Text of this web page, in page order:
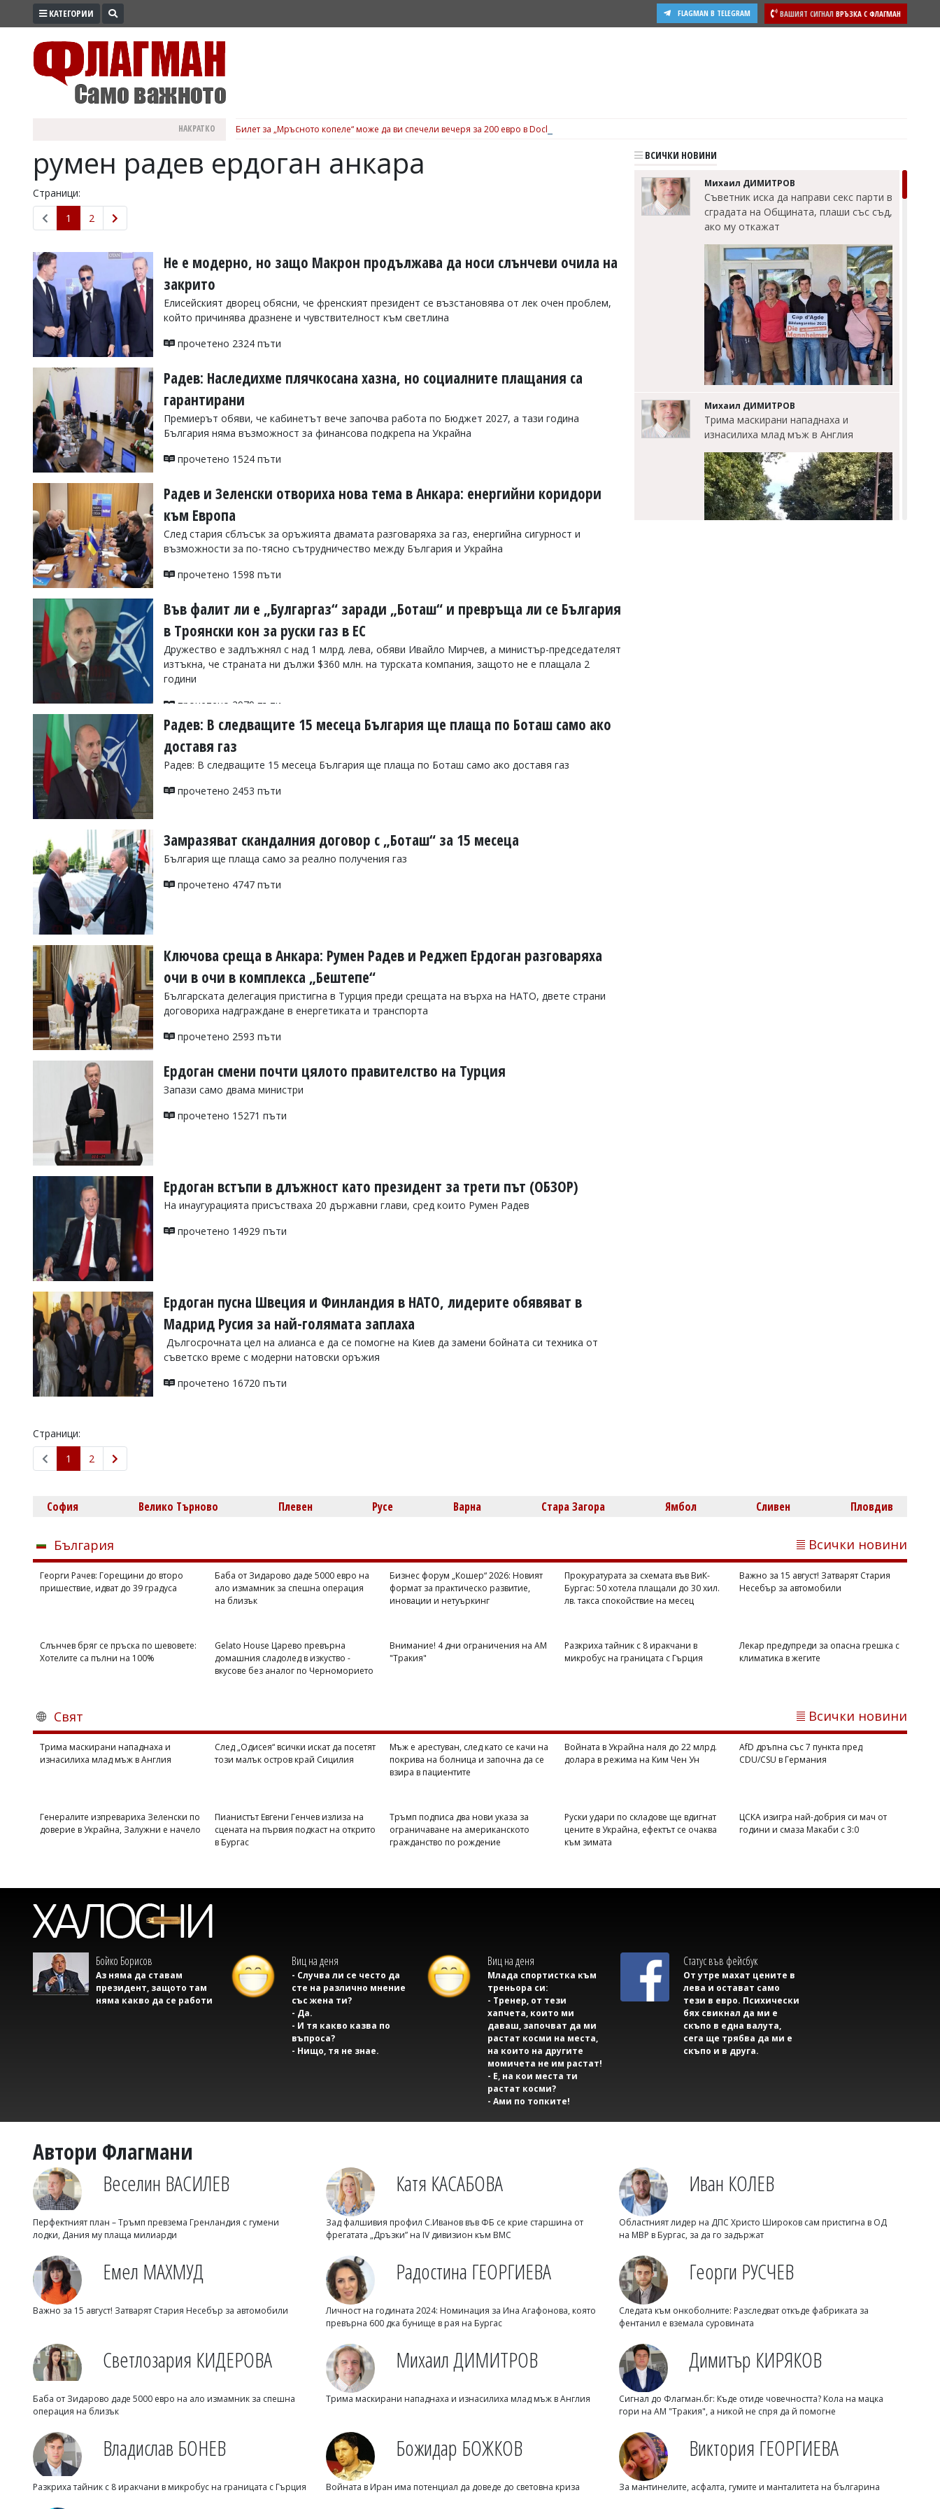
ПРОМО
ЗДРАВЕ
ПОЛИТИКА
ОБЩИНИ
ОБЩЕСТВО
ЛАЙФСТАЙЛ
ВОЙНАТА
УКРАЙНА
РАЗСЛЕДВАНЕ
Управители:
Веселин
v.vasilev@flagman.bg
Касабова,
k.kassabova@flagman.bg
Главен
редактор:
Колев,
office@flagman.bg
Коментарите
статиите
читателите
редакцията
отговорност
коментар,
сигнализирайте
КАТЕГОРИИ ВАШИЯТ СИГНАЛ ВРЪЗКА С ФЛАГМАН
FLAGMAN В TELEGRAM
НАКРАТКО Билет за „Мръсното копеле“ може да ви спечели вечеря за 200 евро в Dock 5, вижте подробности
румен радев ердоган анкара
Страници:
1
2
Не е модерно, но защо Макрон продължава да носи слънчеви очила на
закрито
Елисейският дворец обясни, че френският президент се възстановява от лек очен проблем,
който причинява дразнене и чувствителност към светлина
прочетено 2324 пъти
Радев: Наследихме плячкосана хазна, но социалните плащания са
гарантирани
Премиерът обяви, че кабинетът вече започва работа по Бюджет 2027, а тази година
България няма възможност за финансова подкрепа на Украйна
прочетено 1524 пъти
Радев и Зеленски отвориха нова тема в Анкара: енергийни коридори
към Европа
След стария сблъсък за оръжията двамата разговаряха за газ, енергийна сигурност и
възможности за по-тясно сътрудничество между България и Украйна
прочетено 1598 пъти
Във фалит ли е „Булгаргаз“ заради „Боташ“ и превръща ли се България
в Троянски кон за руски газ в ЕС
Дружество е задлъжнял с над 1 млрд. лева, обяви Ивайло Мирчев, а министър-председателят
изтъкна, че страната ни дължи $360 млн. на турската компания, защото не е плащала 2
години
прочетено 2979 пъти
Радев: В следващите 15 месеца България ще плаща по Боташ само ако
доставя газ
Радев: В следващите 15 месеца България ще плаща по Боташ само ако доставя газ
прочетено 2453 пъти
Замразяват скандалния договор с „Боташ“ за 15 месеца
България ще плаща само за реално получения газ
прочетено 4747 пъти
Ключова среща в Анкара: Румен Радев и Реджеп Ердоган разговаряха
очи в очи в комплекса „Бештепе“
Българската делегация пристигна в Турция преди срещата на върха на НАТО, двете страни
договориха надграждане в енергетиката и транспорта
прочетено 2593 пъти
Ердоган смени почти цялото правителство на Турция
Запази само двама министри
прочетено 15271 пъти
Ердоган встъпи в длъжност като президент за трети път (ОБЗОР)
На инаугурацията присъстваха 20 държавни глави, сред които Румен Радев
прочетено 14929 пъти
Ердоган пусна Швеция и Финландия в НАТО, лидерите обявяват в
Мадрид Русия за най-голямата заплаха
Дългосрочната цел на алианса е да се помогне на Киев да замени бойната си техника от
съветско време с модерни натовски оръжия
прочетено 16720 пъти
Страници:
1
2
ВСИЧКИ НОВИНИ
Михаил ДИМИТРОВ
Съветник иска да направи секс парти в
сградата на Общината, плаши със съд,
ако му откажат
Михаил ДИМИТРОВ
Трима маскирани нападнаха и
изнасилиха млад мъж в Англия
Димитър КИРЯКОВ
След „Одисея“ всички искат да
Внимание! 4 дни ограничения на АМ
взира в пациентите
Михаил ДИМИТРОВ
Войната в Украйна наля до 22 млрд.
София Велико Търново Плевен Русе Варна Стара Загора Ямбол Сливен Пловдив
България Всички новини
Георги Рачев: Горещини до второ
пришествие, идват до 39 градуса
Баба от Зидарово даде 5000 евро на
ало измамник за спешна операция
на близък
Бизнес форум „Кошер“ 2026: Новият
формат за практическо развитие,
иновации и нетуъркинг
Прокуратурата за схемата във ВиК-
Бургас: 50 хотела плащали до 30 хил.
лв. такса спокойствие на месец
Важно за 15 август! Затварят Стария
Несебър за автомобили
Слънчев бряг се пръска по шевовете:
Хотелите са пълни на 100%
Gelato House Царево превърна
домашния сладолед в изкуство -
вкусове без аналог по Черноморието
Внимание! 4 дни ограничения на АМ
"Тракия"
Разкриха тайник с 8 иракчани в
микробус на границата с Гърция
Лекар предупреди за опасна грешка с
климатика в жегите
Свят Всички новини
Трима маскирани нападнаха и
изнасилиха млад мъж в Англия
След „Одисея“ всички искат да посетят
този малък остров край Сицилия
Мъж е арестуван, след като се качи на
покрива на болница и започна да се
взира в пациентите
Войната в Украйна наля до 22 млрд.
долара в режима на Ким Чен Ун
AfD дръпна със 7 пункта пред
CDU/CSU в Германия
Генералите изпревариха Зеленски по
доверие в Украйна, Залужни е начело
Пианистът Евгени Генчев излиза на
сцената на първия подкаст на открито
в Бургас
Тръмп подписа два нови указа за
ограничаване на американското
гражданство по рождение
Руски удари по складове ще вдигнат
цените в Украйна, ефектът се очаква
към зимата
ЦСКА изигра най-добрия си мач от
години и смаза Макаби с 3:0
Бойко Борисов
Аз няма да ставам
президент, защото там
няма какво да се работи
Виц на деня
- Случва ли се често да
сте на различно мнение
със жена ти?
- Да.
- И тя какво казва по
въпроса?
- Нищо, тя не знае.
Виц на деня
Млада спортистка към
треньора си:
- Тренер, от тези
хапчета, които ми
даваш, започват да ми
растат косми на места,
на които на другите
момичета не им растат!
- Е, на кои места ти
растат косми?
- Ами по топките!
Статус във фейсбук
От утре махат цените в
лева и остават само
тези в евро. Психически
бях свикнал да ми е
скъпо в една валута,
сега ще трябва да ми е
скъпо и в друга.
Автори Флагмани
Веселин ВАСИЛЕВ
Перфектният план – Тръмп превзема Гренландия с гумени
лодки, Дания му плаща милиарди
Катя КАСАБОВА
Зад фалшивия профил С.Иванов във ФБ се крие старшина от
фрегатата „Дръзки” на IV дивизион към ВМС
Иван КОЛЕВ
Областният лидер на ДПС Христо Широков сам пристигна в ОД
на МВР в Бургас, за да го задържат
Емел МАХМУД
Важно за 15 август! Затварят Стария Несебър за автомобили
Радостина ГЕОРГИЕВА
Личност на годината 2024: Номинация за Ина Агафонова, която
превърна 600 дка бунище в рая на Бургас
Георги РУСЧЕВ
Следата към онкоболните: Разследват откъде фабриката за
фентанил е вземала суровината
Светлозария КИДЕРОВА
Баба от Зидарово даде 5000 евро на ало измамник за спешна
операция на близък
Михаил ДИМИТРОВ
Трима маскирани нападнаха и изнасилиха млад мъж в Англия
Димитър КИРЯКОВ
Сигнал до Флагман.бг: Къде отиде човечността? Кола на мацка
гори на АМ "Тракия", а никой не спря да й помогне
Владислав БОНЕВ
Разкриха тайник с 8 иракчани в микробус на границата с Гърция
Божидар БОЖКОВ
Войната в Иран има потенциал да доведе до световна криза
Виктория ГЕОРГИЕВА
За мантинелите, асфалта, гумите и манталитета на българина